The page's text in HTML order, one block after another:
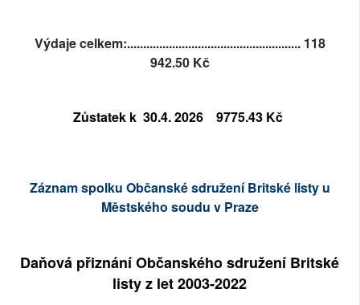
Výdaje celkem:...................................................... 118
942.50Kč
Zůstatek k 30.4. 2026 9775.43 Kč
Záznam spolku Občanské sdružení Britské listy u
Městského soudu v Praze
Daňová přiznání Občanského sdružení Britské
listy z let 2003-2022